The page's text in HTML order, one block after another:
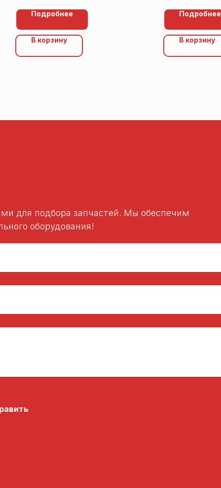
Подробнее
В корзину
Подробнее
В корзину
для подбора запчастей. Мы обеспечим
оборудования!